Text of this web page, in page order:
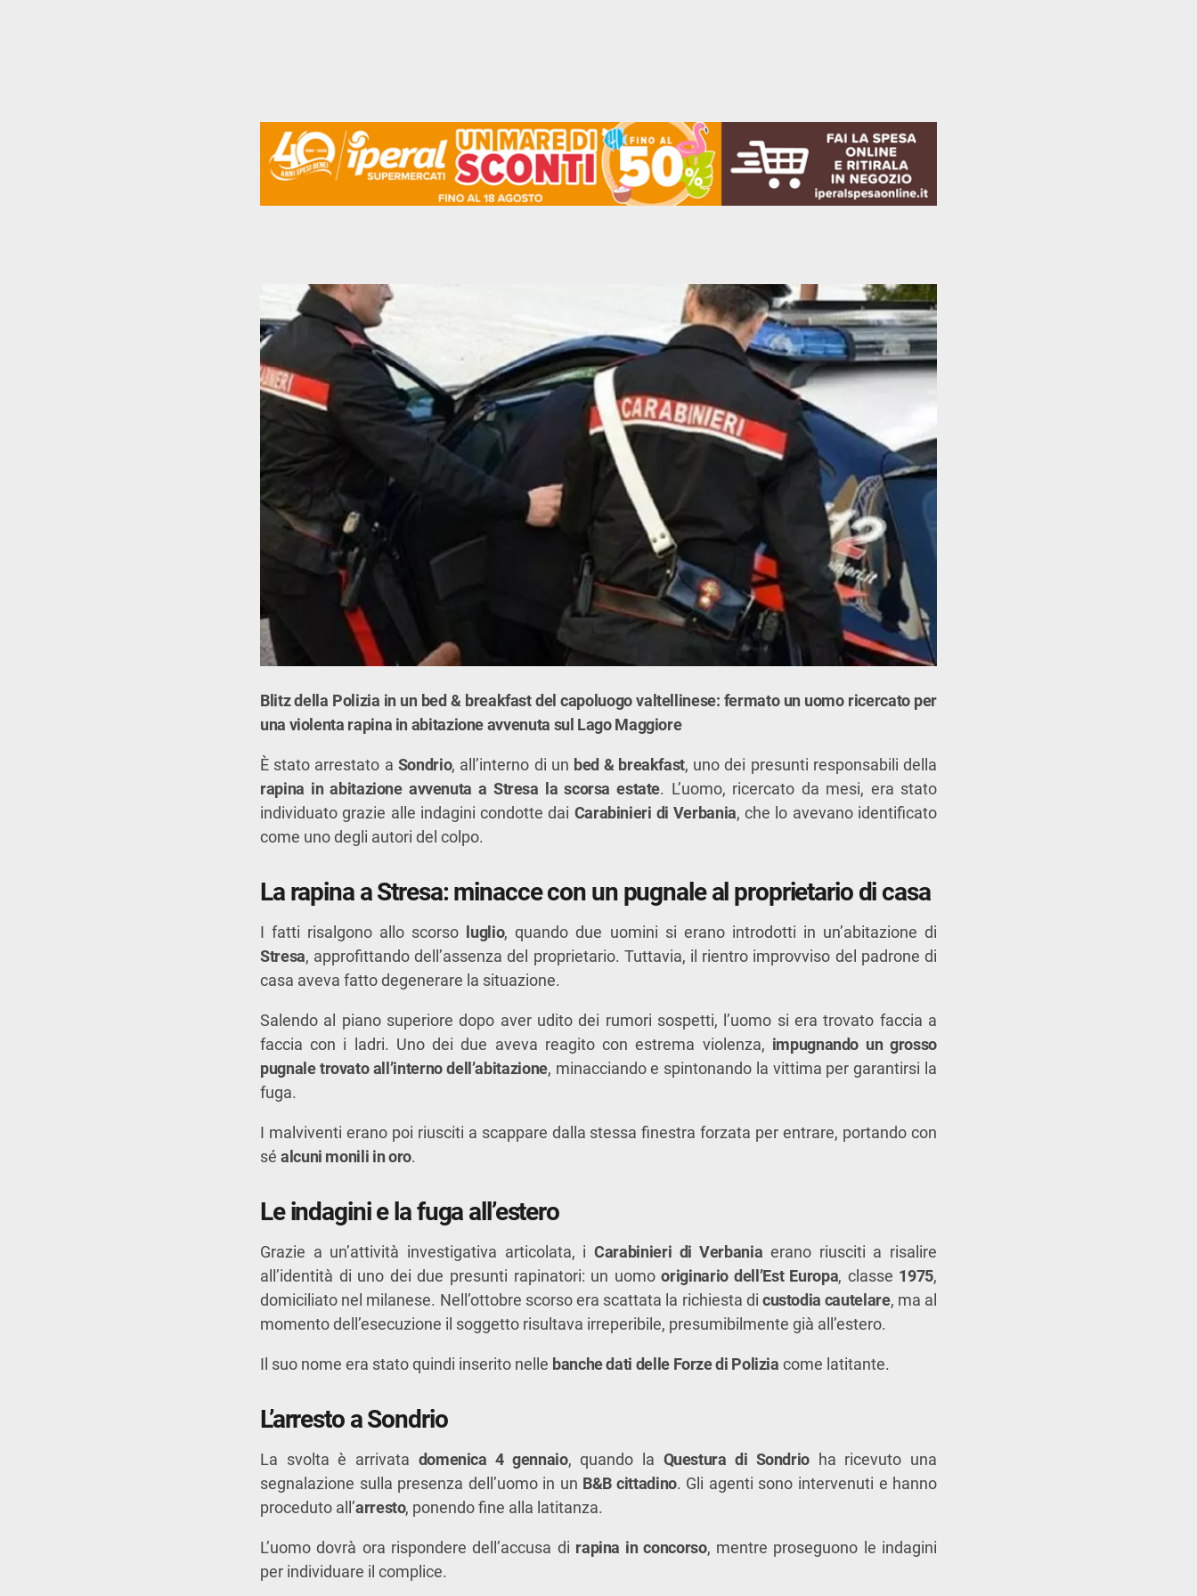
Blitz della Polizia in un bed & breakfast del capoluogo valtellinese: fermato un uomo ricercato per
una violenta rapina in abitazione avvenuta sul Lago Maggiore
È stato arrestato a Sondrio, all’interno di un bed & breakfast, uno dei presunti responsabili della
rapina in abitazione avvenuta a Stresa la scorsa estate. L’uomo, ricercato da mesi, era stato
individuato grazie alle indagini condotte dai Carabinieri di Verbania, che lo avevano identificato
come uno degli autori del colpo.
La rapina a Stresa: minacce con un pugnale al proprietario di casa
I fatti risalgono allo scorso luglio, quando due uomini si erano introdotti in un’abitazione di
Stresa, approfittando dell’assenza del proprietario. Tuttavia, il rientro improvviso del padrone di
casa aveva fatto degenerare la situazione.
Salendo al piano superiore dopo aver udito dei rumori sospetti, l’uomo si era trovato faccia a
faccia con i ladri. Uno dei due aveva reagito con estrema violenza, impugnando un grosso
pugnale trovato all’interno dell’abitazione, minacciando e spintonando la vittima per garantirsi la
fuga.
I malviventi erano poi riusciti a scappare dalla stessa finestra forzata per entrare, portando con
sé alcuni monili in oro.
Le indagini e la fuga all’estero
Grazie a un’attività investigativa articolata, iCarabinieri di Verbania erano riusciti a risalire
all’identità di uno dei due presunti rapinatori: un uomooriginario dell’Est Europa, classe 1975,
domiciliato nel milanese. Nell’ottobre scorso era scattata la richiesta di custodia cautelare, ma al
momento dell’esecuzione il soggetto risultava irreperibile, presumibilmente già all’estero.
Il suo nome era stato quindi inserito nelle banche dati delle Forze di Polizia come latitante.
L’arresto a Sondrio
La svolta è arrivata domenica 4 gennaio, quando la Questura di Sondrio ha ricevuto una
segnalazione sulla presenza dell’uomo in un B&B cittadino. Gli agenti sono intervenuti e hanno
proceduto all’arresto, ponendo fine alla latitanza.
L’uomo dovrà ora rispondere dell’accusa di rapina in concorso, mentre proseguono le indagini
per individuare il complice.